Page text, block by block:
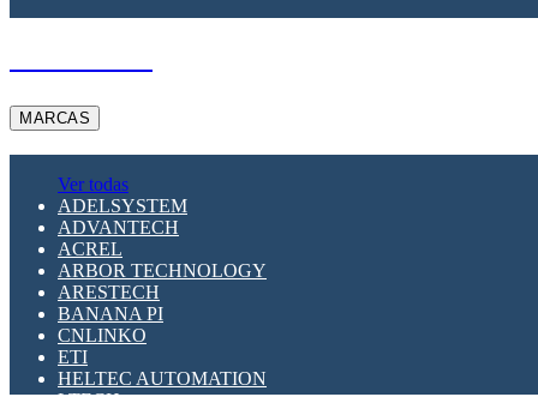
MARCAS
Ver todas
ADELSYSTEM
ADVANTECH
ACREL
ARBOR TECHNOLOGY
ARESTECH
BANANA PI
CNLINKO
ETI
HELTEC AUTOMATION
LTECH